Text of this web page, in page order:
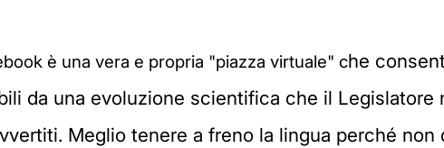
è una vera e propria "piazza virtuale" che
da una evoluzione scientifica che il Legislatore
Meglio tenere a freno la lingua perché